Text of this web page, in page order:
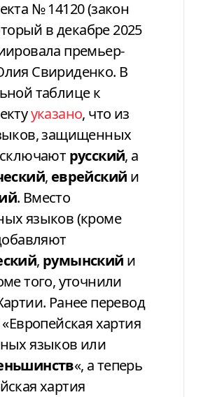
№ 14120 (закон
в декабре 2025
премьер-
Свириденко. В
таблице к
указано, что из
защищенных
русский, а
, еврейский и
. Вместо
языков (кроме
, румынский и
того, уточнили
Ранее перевод
хартия
языков или
«, а теперь
хартия